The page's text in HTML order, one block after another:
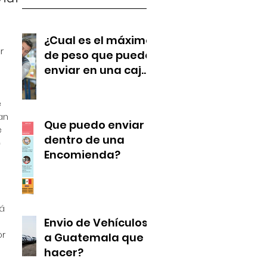
¿Cual es el máximo
de peso que puedo
enviar en una caja
Que puedo enviar
dentro de una
Encomienda?
Envio de Vehículos
a Guatemala que
hacer?